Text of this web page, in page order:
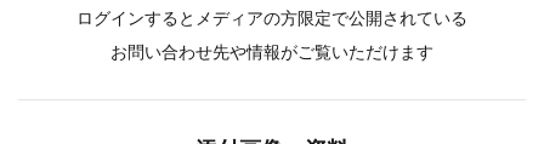
ログインするとメディアの方限定で公開されている
お問い合わせ先や情報がご覧いただけます